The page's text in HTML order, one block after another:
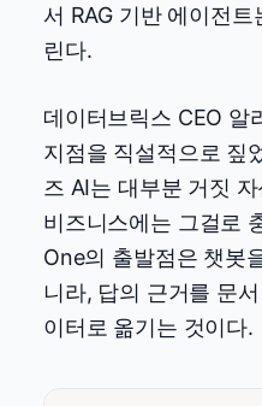
서 RAG 기반 에이전
린다.
데이터브릭스 CEO 알
지점을 직설적으로 짚
즈 AI는 대부분 거짓
비즈니스에는 그걸로
One의 출발점은 챗봇
니라, 답의 근거를 문
이터로 옮기는 것이다.